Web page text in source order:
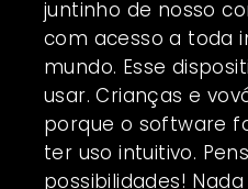
juntinho de nosso
com acesso a toda
mundo. Esse
usar. Crianças e
porque o software
ter uso intuitivo.
possibilidades!